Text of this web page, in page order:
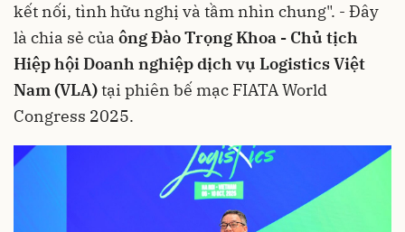
kết nối, tình hữu nghị và tầm nhìn chung". - Đây
là chia sẻ của ông Đào Trọng Khoa - Chủ tịch
Hiệp hội Doanh nghiệp dịch vụ Logistics Việt
Nam (VLA)tại phiên bế mạc FIATA World
Congress 2025.